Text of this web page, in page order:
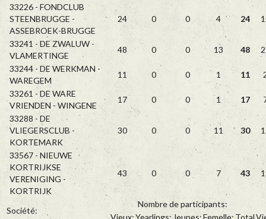
33226 - FONDCLUB
STEENBRUGGE -
ASSEBROEK-BRUGGE
24 0 0 4 24
33241 - DE ZWALUW -
VLAMERTINGE
48 0 0 13 48
33244 - DE WERKMAN -
WAREGEM
11 0 0 1 11
33261 - DE WARE
VRIENDEN - WINGENE
17 0 0 1 17
33288 - DE
VLIEGERSCLUB -
KORTEMARK
30 0 0 11 30
33567 - NIEUWE
KORTRIJKSE
VERENIGING -
KORTRIJK
43 0 0 7 43
Société:
Nombre de participants: